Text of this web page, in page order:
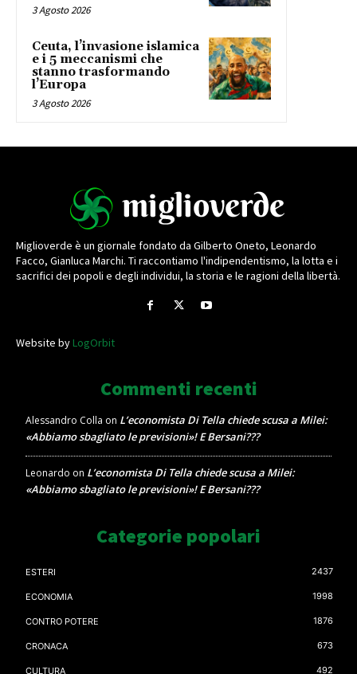
3 Agosto 2026
Ceuta, l’invasione islamica
e i 5 meccanismi che
stanno trasformando
l’Europa
3 Agosto 2026
Miglioverde è un giornale fondato da Gilberto Oneto, Leonardo
Facco, Gianluca Marchi. Ti raccontiamo l'indipendentismo, la lotta e i
sacrifici dei popoli e degli individui, la storia e le ragioni della libertà.
Website byLogOrbit
Commenti recenti
Alessandro Colla on L’economista Di Tella chiede scusa a Milei:
«Abbiamo sbagliato le previsioni»! E Bersani???
Leonardo on L’economista Di Tella chiede scusa a Milei:
«Abbiamo sbagliato le previsioni»! E Bersani???
Categorie popolari
ESTERI 2437
ECONOMIA 1998
CONTRO POTERE 1876
CRONACA 673
CULTURA 492